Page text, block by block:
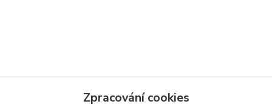
Zpracování cookies